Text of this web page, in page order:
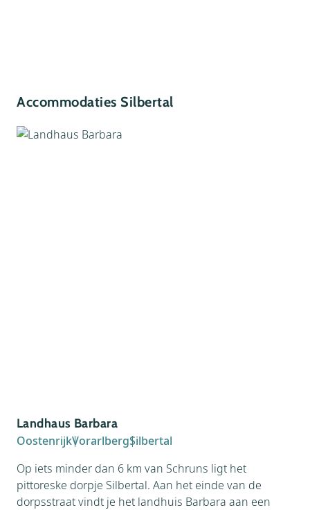
Accommodaties Silbertal
Landhaus Barbara
OostenrijkVorarlbergSilbertal
Op iets minder dan 6 km van Schruns ligt het
pittoreske dorpje Silbertal. Aan het einde van de
dorpsstraat vindt je het landhuis Barbara aan een